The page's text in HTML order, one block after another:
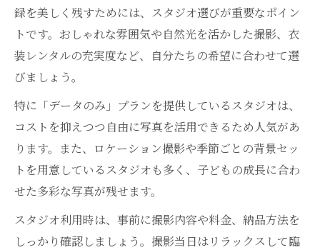
録を美しく残すためには、スタジオ選びが重要なポイン
トです。おしゃれな雰囲気や自然光を活かした撮影、衣
装レンタルの充実度など、自分たちの希望に合わせて選
びましょう。
特に「データのみ」プランを提供しているスタジオは、
コストを抑えつつ自由に写真を活用できるため人気があ
ります。また、ロケーション撮影や季節ごとの背景セッ
トを用意しているスタジオも多く、子どもの成長に合わ
せた多彩な写真が残せます。
スタジオ利用時は、事前に撮影内容や料金、納品方法を
しっかり確認しましょう。撮影当日はリラックスして臨